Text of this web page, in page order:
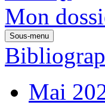
Mon
Sous-menu
Mai